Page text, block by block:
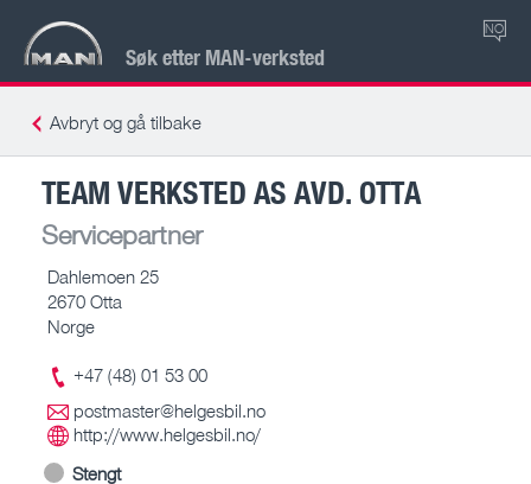
Søk etter MAN-verksted
NO
Avbryt og gå tilbake
TEAM VERKSTED AS AVD. OTTA
Servicepartner
Dahlemoen 25
2670 Otta
Norge
+47 (48) 01 53 00
postmaster@helgesbil.no
http://www.helgesbil.no/
Stengt